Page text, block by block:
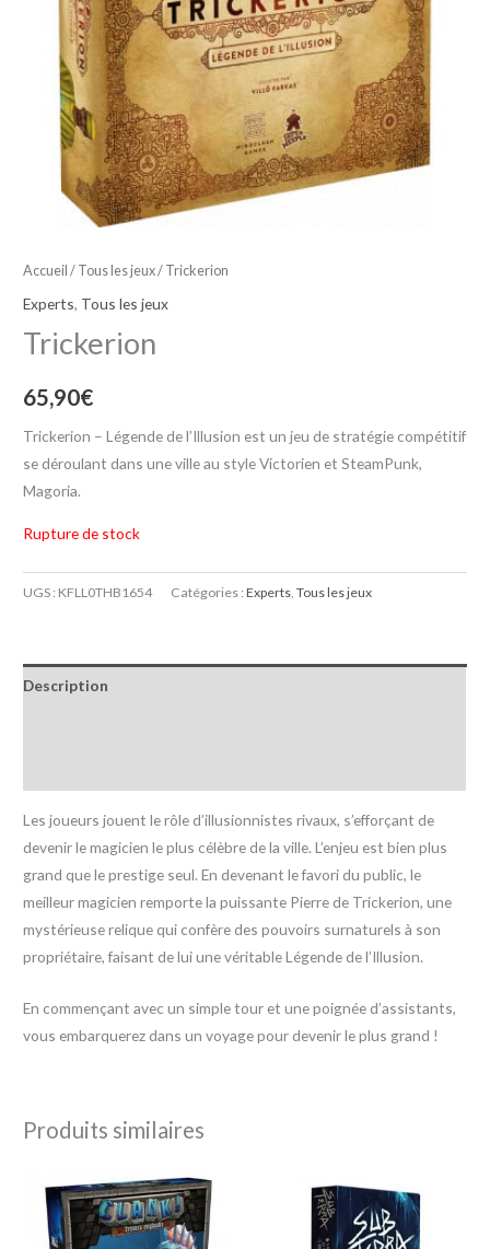
Accueil / Tous les jeux/ Trickerion
Experts, Tous les jeux
Trickerion
65,90€
Trickerion – Légende de l’Illusion est un jeu de stratégie compétitif
se déroulant dans une ville au style Victorien et SteamPunk,
Magoria.
Rupture de stock
UGS : KFLL0THB1654 Catégories :Experts ,Tous les jeux
Description
Les joueurs jouent le rôle d’illusionnistes rivaux, s’efforçant de
devenir le magicien le plus célèbre de la ville. L’enjeu est bien plus
grand que le prestige seul. En devenant le favori du public, le
meilleur magicien remporte la puissante Pierre de Trickerion, une
mystérieuse relique qui confère des pouvoirs surnaturels à son
propriétaire, faisant de lui une véritable Légende de l’Illusion.
En commençant avec un simple tour et une poignée d’assistants,
vous embarquerez dans un voyage pour devenir le plus grand !
Produits similaires